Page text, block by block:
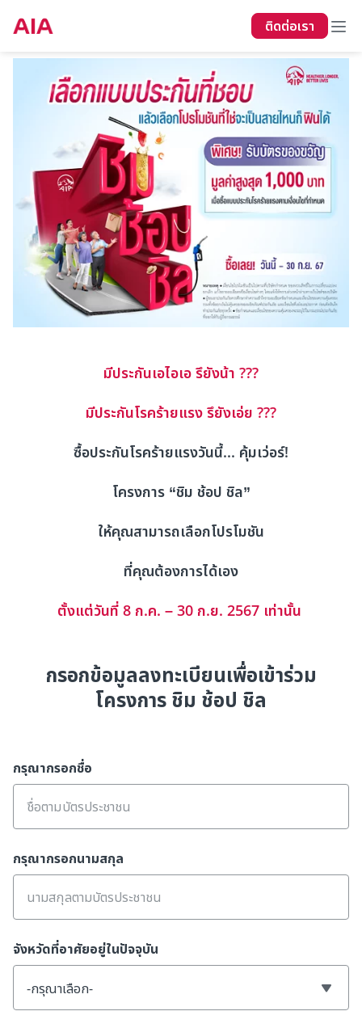
ติดต่อเรา
มีประกันเอไอเอ รึยังน้า ???
มีประกันโรคร้ายแรง รึยังเอ่ย ???
ซื้อประกันโรคร้ายแรงวันนี้... คุ้มเว่อร์!
โครงการ “ชิม ช้อป ชิล”
ให้คุณสามารถเลือกโปรโมชัน
ที่คุณต้องการได้เอง
ตั้งแต่วันที่ 8 ก.ค. – 30 ก.ย. 2567 เท่านั้น
กรอกข้อมูลลงทะเบียนเพื่อเข้าร่วม
โครงการ ชิม ช้อป ชิล
กรุณากรอกชื่อ
กรุณากรอกนามสกุล
จังหวัดที่อาศัยอยู่ในปัจจุบัน
-กรุณาเลือก-